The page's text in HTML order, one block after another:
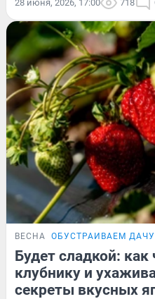
28 июня, 2026, 17:00 718
ВЕСНА ОБУСТРАИВАЕМ ДАЧУ
Будет сладкой: как
клубнику и
секреты вкусных